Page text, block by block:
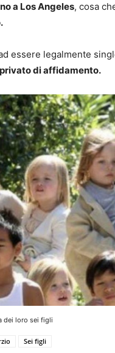
a Los Angeles, cosa
essere legalmente
di affidamento.
dei loro sei figli
Sei figli